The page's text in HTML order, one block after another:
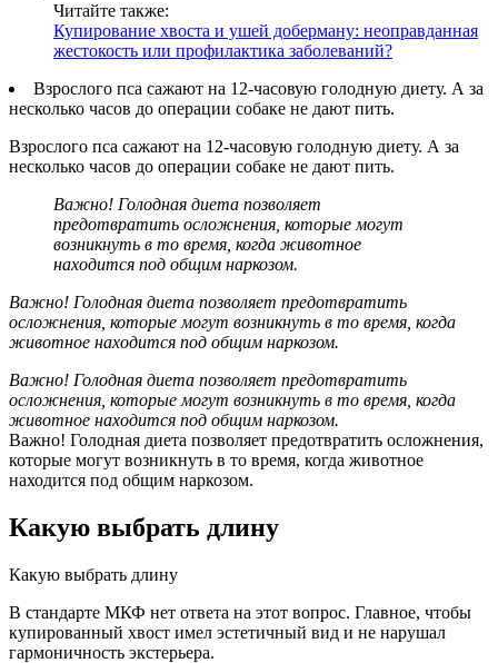
Читайте также:
Купирование хвоста и ушей доберману: неоправданная
жестокость или профилактика заболеваний?
Взрослого пса сажают на 12-часовую голодную диету. А за
несколько часов до операции собаке не дают пить.
Взрослого пса сажают на 12-часовую голодную диету. А за
несколько часов до операции собаке не дают пить.
Важно! Голодная диета позволяет
предотвратить осложнения, которые могут
возникнуть в то время, когда животное
находится под общим наркозом.
Важно! Голодная диета позволяет предотвратить
осложнения, которые могут возникнуть в то время, когда
животное находится под общим наркозом.
Важно! Голодная диета позволяет предотвратить
осложнения, которые могут возникнуть в то время, когда
животное находится под общим наркозом.
Важно! Голодная диета позволяет предотвратить осложнения,
которые могут возникнуть в то время, когда животное
находится под общим наркозом.
Какую выбрать длину
Какую выбрать длину
В стандарте МКФ нет ответа на этот вопрос. Главное, чтобы
купированный хвост имел эстетичный вид и не нарушал
гармоничность экстерьера.